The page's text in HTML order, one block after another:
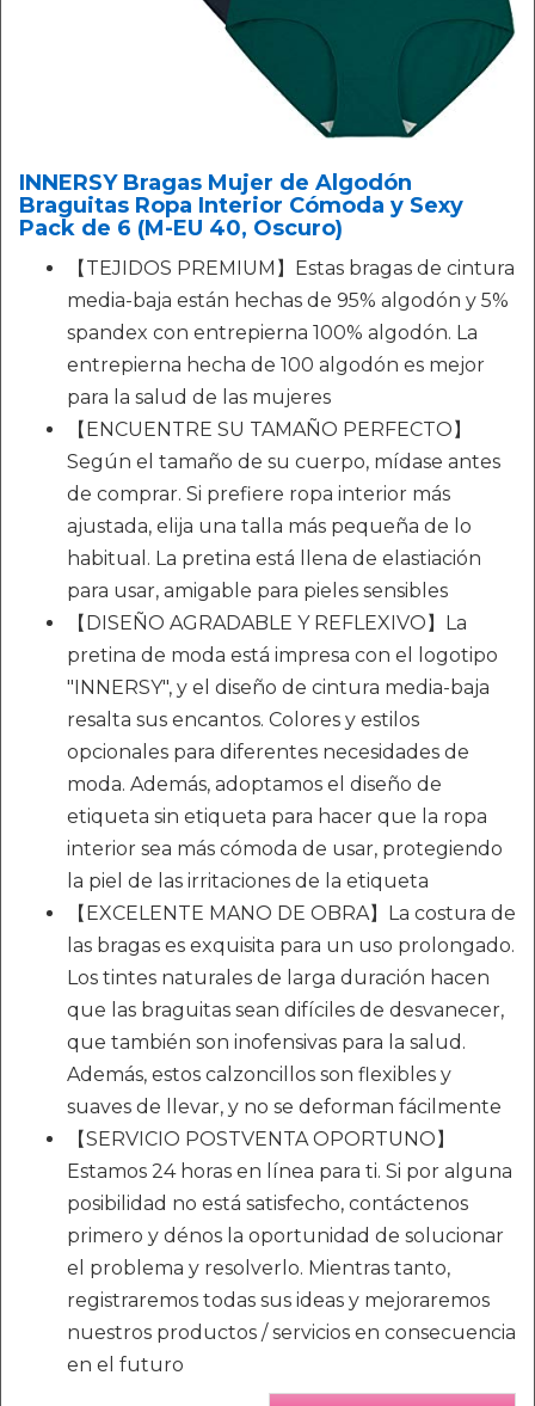
INNERSY Bragas Mujer de Algodón
Braguitas Ropa Interior Cómoda y Sexy
Pack de 6 (M-EU 40, Oscuro)
【TEJIDOS PREMIUM】Estas bragas de cintura
media-baja están hechas de 95% algodón y 5%
spandex con entrepierna 100% algodón. La
entrepierna hecha de 100 algodón es mejor
para la salud de las mujeres
【ENCUENTRE SU TAMAÑO PERFECTO】
Según el tamaño de su cuerpo, mídase antes
de comprar. Si prefiere ropa interior más
ajustada, elija una talla más pequeña de lo
habitual. La pretina está llena de elastiación
para usar, amigable para pieles sensibles
【DISEÑO AGRADABLE Y REFLEXIVO】La
pretina de moda está impresa con el logotipo
"INNERSY", y el diseño de cintura media-baja
resalta sus encantos. Colores y estilos
opcionales para diferentes necesidades de
moda. Además, adoptamos el diseño de
etiqueta sin etiqueta para hacer que la ropa
interior sea más cómoda de usar, protegiendo
la piel de las irritaciones de la etiqueta
【EXCELENTE MANO DE OBRA】La costura de
las bragas es exquisita para un uso prolongado.
Los tintes naturales de larga duración hacen
que las braguitas sean difíciles de desvanecer,
que también son inofensivas para la salud.
Además, estos calzoncillos son flexibles y
suaves de llevar, y no se deforman fácilmente
【SERVICIO POSTVENTA OPORTUNO】
Estamos 24 horas en línea para ti. Si por alguna
posibilidad no está satisfecho, contáctenos
primero y dénos la oportunidad de solucionar
el problema y resolverlo. Mientras tanto,
registraremos todas sus ideas y mejoraremos
nuestros productos / servicios en consecuencia
en el futuro